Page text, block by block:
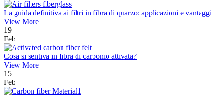
La guida definitiva ai filtri in fibra di quarzo: applicazioni e vantaggi
View More
19
Feb
Cosa si sentiva in fibra di carbonio attivata?
View More
15
Feb